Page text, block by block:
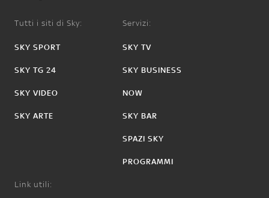
Tutti i siti di Sky:
SKY SPORT
SKY TG 24
SKY VIDEO
SKY ARTE
Servizi:
SKY TV
SKY BUSINESS
NOW
SKY BAR
SPAZI SKY
PROGRAMMI
Link utili: